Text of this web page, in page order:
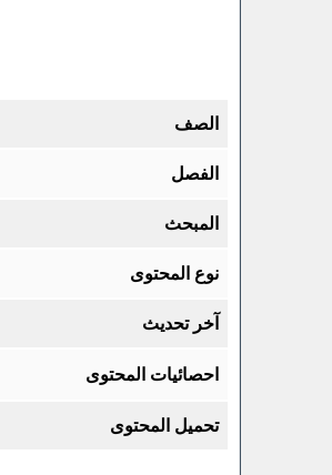
الصف
الفصل
المبحث
نوع المحتوى
آخر تحديث
احصائيات المحتوى
تحميل المحتوى